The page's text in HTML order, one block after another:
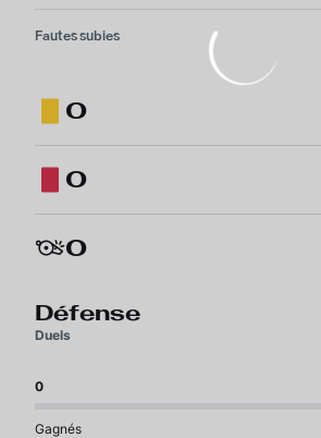
Fautes subies
0
0
0
Défense
Duels
0
Gagnés